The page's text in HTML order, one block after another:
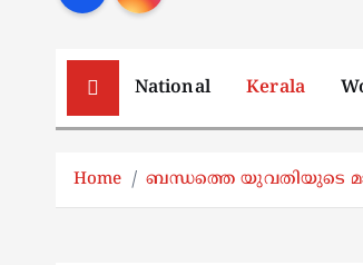
National Kerala
Home ബന്ധത്തെ യുവതിയുടെ